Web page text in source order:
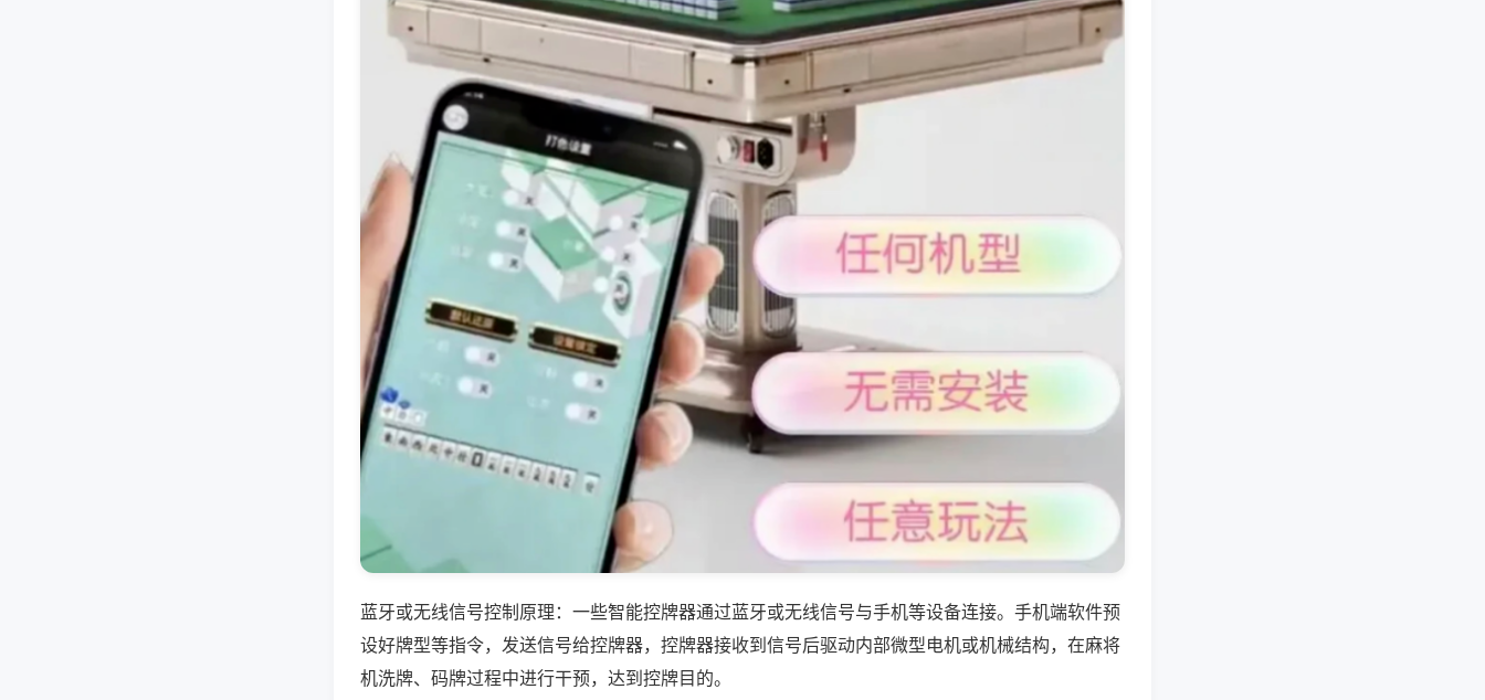
蓝牙或无线信号控制原理：一些智能控牌器通过蓝牙或无线信号与手机等设备连接。手机端软件预
设好牌型等指令，发送信号给控牌器，控牌器接收到信号后驱动内部微型电机或机械结构，在麻将
机洗牌、码牌过程中进行干预，达到控牌目的。